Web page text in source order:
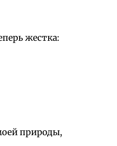
жестка:
природы,